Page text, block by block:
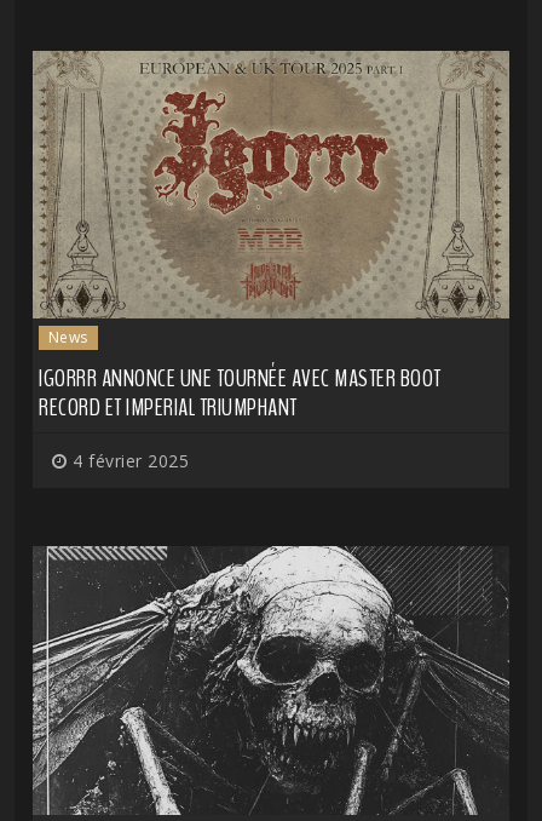
News
IGORRR ANNONCE UNE TOURNÉE AVEC MASTER BOOT
RECORD ET IMPERIAL TRIUMPHANT
4 février 2025